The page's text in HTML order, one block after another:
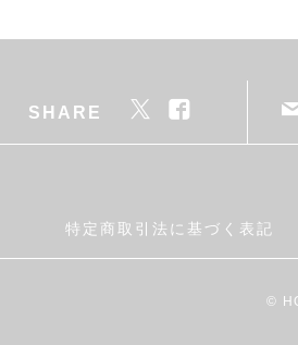
SHARE
特定商取引法に基づく表記
©